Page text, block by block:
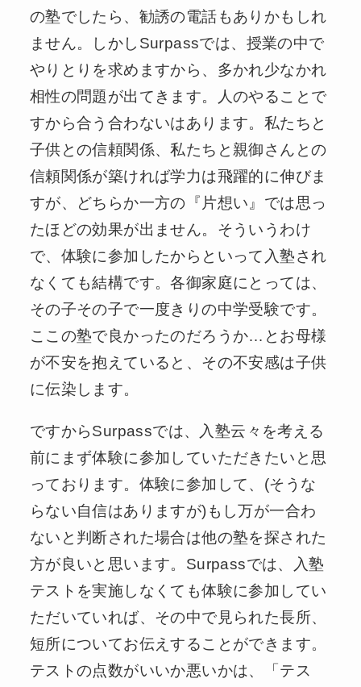
の塾でしたら、勧誘の電話もありかもしれ
ません。しかしSurpassでは、授業の中で
やりとりを求めますから、多かれ少なかれ
相性の問題が出てきます。人のやることで
すから合う合わないはあります。私たちと
子供との信頼関係、私たちと親御さんとの
信頼関係が築ければ学力は飛躍的に伸びま
すが、どちらか一方の『片想い』では思っ
たほどの効果が出ません。そういうわけ
で、体験に参加したからといって入塾され
なくても結構です。各御家庭にとっては、
その子その子で一度きりの中学受験です。
ここの塾で良かったのだろうか…とお母様
が不安を抱えていると、その不安感は子供
に伝染します。
ですからSurpassでは、入塾云々を考える
前にまず体験に参加していただきたいと思
っております。体験に参加して、(そうな
らない自信はありますが)もし万が一合わ
ないと判断された場合は他の塾を探された
方が良いと思います。Surpassでは、入塾
テストを実施しなくても体験に参加してい
ただいていれば、その中で見られた長所、
短所についてお伝えすることができます。
テストの点数がいいか悪いかは、「テス